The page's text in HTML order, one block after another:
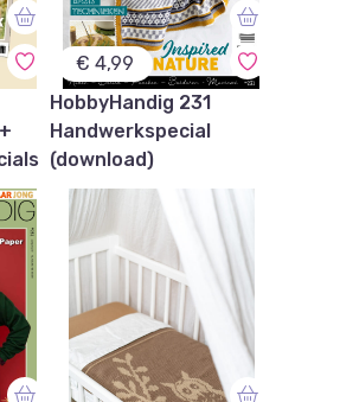
€ 4,99
HobbyHandig 231
Handwerkspecial
(download)